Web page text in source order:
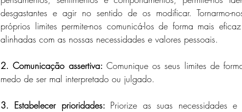
desgastantes e agir no sentido de os modificar. Tornarmo-
próprios limites permite-nos comunicá-los de forma mais
alinhadas com as nossas necessidades e valores pessoais.
2. Comunicação assertiva: Comunique os seus limites de
medo de ser mal interpretado ou julgado.
3. Estabelecer prioridades: Priorize as suas necessidades